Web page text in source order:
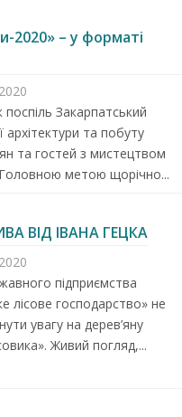
2020» – у форматі
Закарпатський
архітектури та побуту
та гостей з мистецтвом
метою щорічно...
ВІД ІВАНА ГЕЦКА
підприємства
лісове господарство» не
увагу на дерев’яну
Живий погляд,...